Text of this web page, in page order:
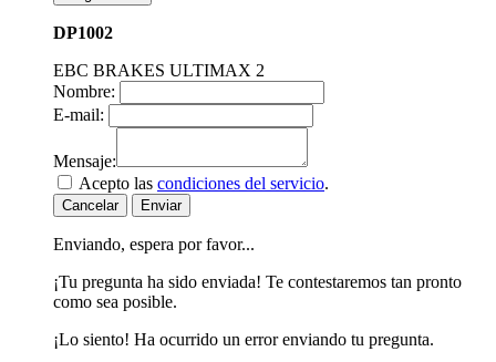
DP1002
EBC BRAKES ULTIMAX 2
Nombre:
E-mail:
Mensaje:
Acepto las condiciones del servicio.
Cancelar Enviar
Enviando, espera por favor...
¡Tu pregunta ha sido enviada! Te contestaremos tan pronto
como sea posible.
¡Lo siento! Ha ocurrido un error enviando tu pregunta.